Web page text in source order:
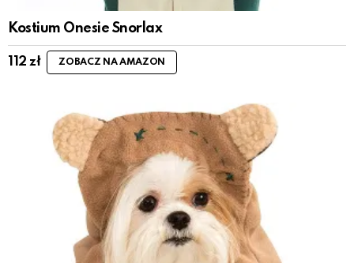
Kostium Onesie Snorlax
112zł ZOBACZ NA AMAZON